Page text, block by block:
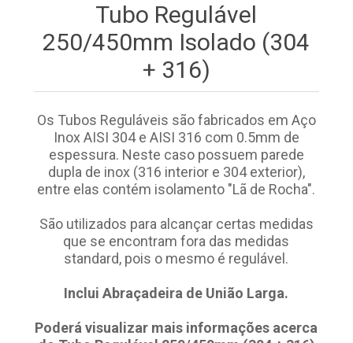
Tubo Regulável
250/450mm Isolado (304
+ 316)
Os Tubos Reguláveis são fabricados em Aço
Inox AISI 304 e AISI 316 com 0.5mm de
espessura. Neste caso possuem parede
dupla de inox (316 interior e 304 exterior),
entre elas contém isolamento "Lã de Rocha".
São utilizados para alcançar certas medidas
que se encontram fora das medidas
standard, pois o mesmo é regulável.
Inclui Abraçadeira de União Larga.
Poderá visualizar mais informações acerca